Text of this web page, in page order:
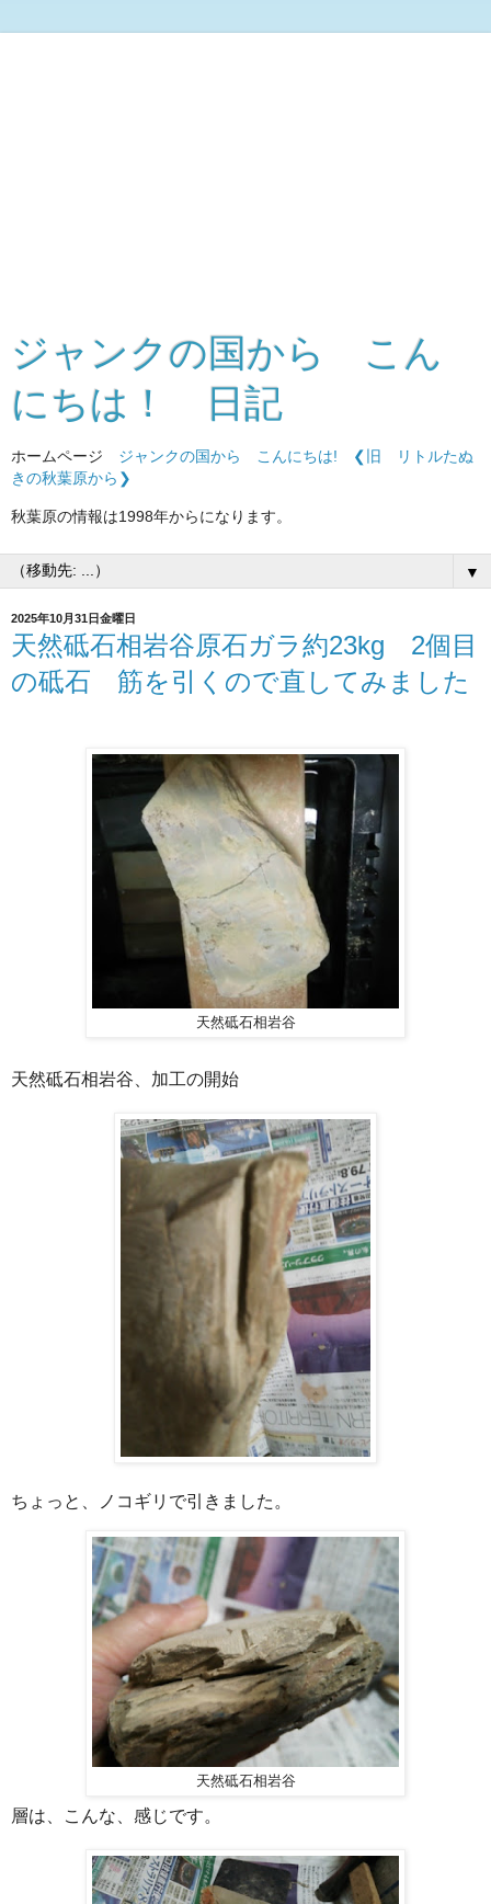
ジャンクの国から こん
にちは！ 日記
ホームページ ジャンクの国から こんにちは!
❮旧 リトルたぬ
きの秋葉原から❯
秋葉原の情報は1998年からになります。
▼
2025年10月31日金曜日
天然砥石相岩谷原石ガラ約23kg 2個目
の砥石 筋を引くので直してみました
天然砥石相岩谷
天然砥石相岩谷、加工の開始
ちょっと、ノコギリで引きました。
天然砥石相岩谷
層は、こんな、感じです。